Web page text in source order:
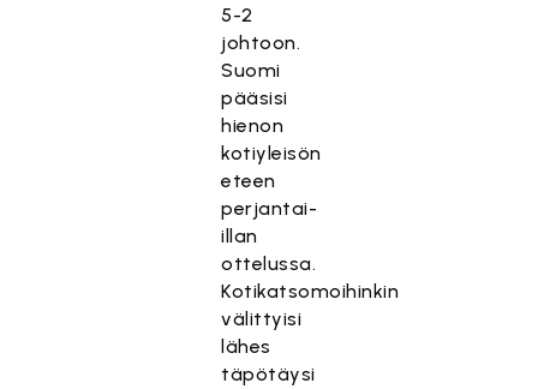
5-2
johtoon.
Suomi
pääsisi
hienon
kotiyleisön
eteen
perjantai-
illan
ottelussa.
Kotikatsomoihinkin
välittyisi
lähes
täpötäysi